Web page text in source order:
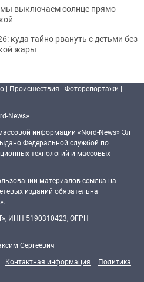
мы выключаем солнце прямо
куда тайно рвануть с детьми без
жары
| Происшествия | Фоторепортажи |
News»
информации «Nord-News» Эл
Федеральной службой по
технологий и массовых
материалов ссылка на
изданий обязательна
ИНН 5190310423, ОГРН
Сергеевич
Контактная информация
Политика